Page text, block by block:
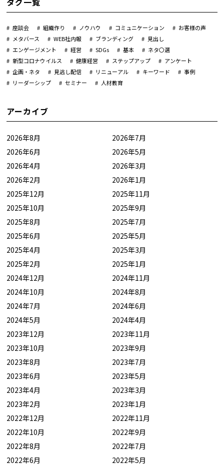
座談会 組織作り ノウハウ コミュニケーション
お客様の声
メタバース
WEB社内報 ブランディング
見出し
エンゲージメント
経営 SDGs 基本
ネタ〇選
新型コロナウイルス
健康経営 ステップアップ
アンケート
企画・ネタ
見逃し配信 リニューアル キーワード
事例
リーダーシップ
セミナー 人材教育
アーカイブ
2026年8月
2026年7月
2026年6月
2026年5月
2026年4月
2026年3月
2026年2月
2026年1月
2025年12月
2025年11月
2025年10月
2025年9月
2025年8月
2025年7月
2025年6月
2025年5月
2025年4月
2025年3月
2025年2月
2025年1月
2024年12月
2024年11月
2024年10月
2024年8月
2024年7月
2024年6月
2024年5月
2024年4月
2023年12月
2023年11月
2023年10月
2023年9月
2023年8月
2023年7月
2023年6月
2023年5月
2023年4月
2023年3月
2023年2月
2023年1月
2022年12月
2022年11月
2022年10月
2022年9月
2022年8月
2022年7月
2022年6月
2022年5月